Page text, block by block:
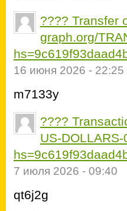
???? Transfer
graph.org/
16 июня 2026 - 22:25
m7133y
????
US-
7 июля 2026 - 09:40
qt6j2g